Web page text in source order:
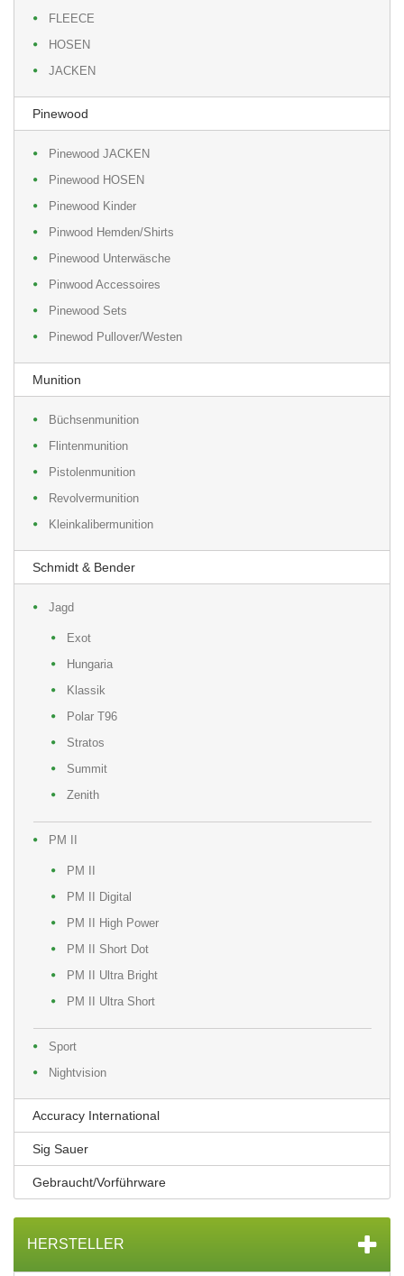
FLEECE
HOSEN
JACKEN
Pinewood
Pinewood JACKEN
Pinewood HOSEN
Pinewood Kinder
Pinwood Hemden/Shirts
Pinewood Unterwäsche
Pinwood Accessoires
Pinewood Sets
Pinewod Pullover/Westen
Munition
Büchsenmunition
Flintenmunition
Pistolenmunition
Revolvermunition
Kleinkalibermunition
Schmidt & Bender
Jagd
Exot
Hungaria
Klassik
Polar T96
Stratos
Summit
Zenith
PM II
PM II
PM II Digital
PM II High Power
PM II Short Dot
PM II Ultra Bright
PM II Ultra Short
Sport
Nightvision
Accuracy International
Sig Sauer
Gebraucht/Vorführware
HERSTELLER